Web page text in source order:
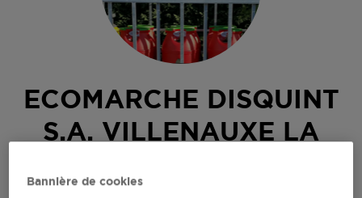
ECOMARCHE DISQUINT
S.A. VILLENAUXE LA
Bannière de cookies